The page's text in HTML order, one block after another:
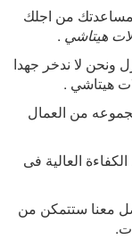
من اجلك
هيتاشي .
ونحن لا ندخر جهدا
هيتاشي .
من العمال
العالية فى
معنا ستتمكن من
.